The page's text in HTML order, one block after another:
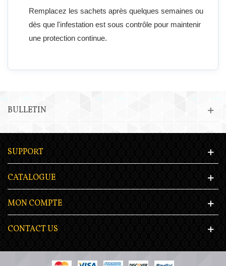
Remplacez les sachets après quelques semaines ou
dès que l'infestation est sous contrôle pour maintenir
une protection continue.
BULLETIN
SUPPORT
CATALOGUE
MON COMPTE
CONTACT US